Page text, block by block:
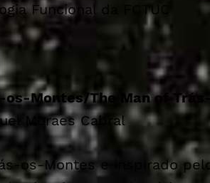
Funcional da FCTUC
os-Montes/The Man of Trás-
Moraes Cabral
os-Montes e inspirado